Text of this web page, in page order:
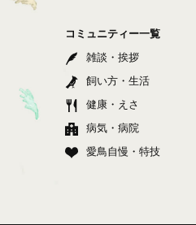
コミュニティー一覧
雑談・挨拶
飼い方・生活
健康・えさ
病気・病院
愛鳥自慢・特技